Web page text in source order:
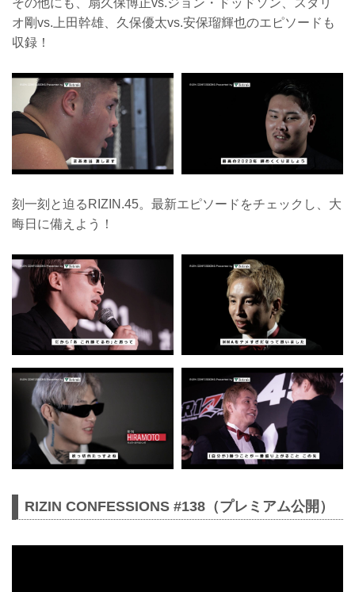
その他にも、扇久保博正vs.ジョン・ドッドソン、スダリ
オ剛vs.上田幹雄、久保優太vs.安保瑠輝也のエピソードも
収録！
刻一刻と迫るRIZIN.45。最新エピソードをチェックし、大
晦日に備えよう！
RIZIN CONFESSIONS #138（プレミアム公開）